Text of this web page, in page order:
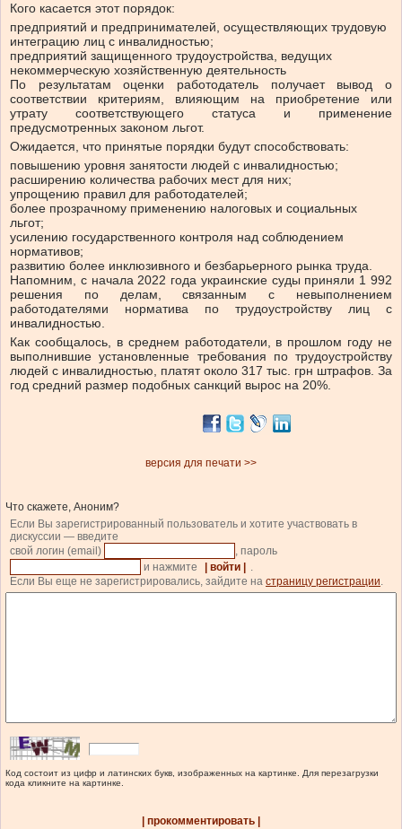
Кого касается этот порядок:
предприятий и предпринимателей, осуществляющих трудовую
интеграцию лиц с инвалидностью;
предприятий защищенного трудоустройства, ведущих
некоммерческую хозяйственную деятельность
По результатам оценки работодатель получает вывод о
соответствии критериям, влияющим на приобретение или
утрату соответствующего статуса и применение
предусмотренных законом льгот.
Ожидается, что принятые порядки будут способствовать:
повышению уровня занятости людей с инвалидностью;
расширению количества рабочих мест для них;
упрощению правил для работодателей;
более прозрачному применению налоговых и социальных
льгот;
усилению государственного контроля над соблюдением
нормативов;
развитию более инклюзивного и безбарьерного рынка труда.
Напомним, с начала 2022 года украинские суды приняли 1 992
решения по делам, связанным с невыполнением
работодателями норматива по трудоустройству лиц с
инвалидностью.
Как сообщалось, в среднем работодатели, в прошлом году не
выполнившие установленные требования по трудоустройству
людей с инвалидностью, платят около 317 тыс. грн штрафов. За
год средний размер подобных санкций вырос на 20%.
версия для печати >>
Что скажете, Аноним?
Если Вы зарегистрированный пользователь и хотите участвовать в
дискуссии — введите
свой логин (email)
, пароль
и нажмите
| войти |
.
Если Вы еще не зарегистрировались, зайдите на страницу регистрации.
Код состоит из цифр и латинских букв, изображенных на картинке. Для перезагрузки
кода кликните на картинке.
| прокомментировать |